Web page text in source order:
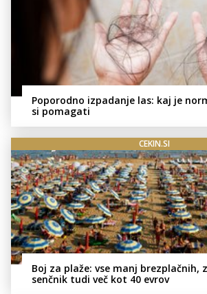
Poporodno izpadanje las: kaj je
si pomagati
CEKIN.SI
Boj za plaže: vse manj brezplačnih,
senčnik tudi več kot 40 evrov